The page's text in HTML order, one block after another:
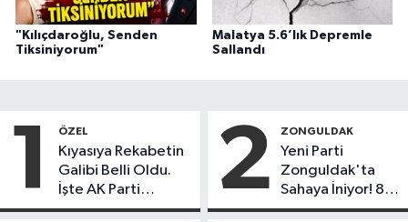
"Kılıçdaroğlu, Senden
Tiksiniyorum"
Malatya 5.6’lık Depremle
Sallandı
1 ÖZEL
Kıyasıya Rekabetin
Galibi Belli Oldu.
İşte AK Parti
Gençlerinden
2 ZONGULDAK
Yeni Parti
Zonguldak'ta
Sahaya İniyor! 8
İlçede Kurucu